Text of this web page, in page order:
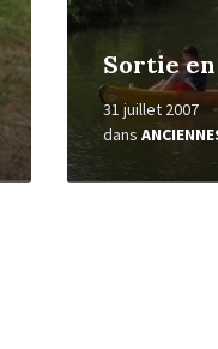
Sortie
31 juillet 2007
dans